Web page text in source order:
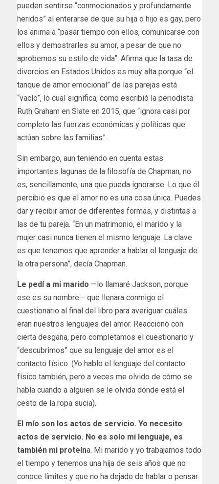
pueden sentirse “conmocionados y profundamente
heridos” al enterarse de que su hija o hijo es gay, pero
los anima a “pasar tiempo con ellos, comunicarse con
ellos y demostrarles su amor, a pesar de que no
aprobemos su estilo de vida”. Afirma que la tasa de
divorcios en Estados Unidos es muy alta porque “el
tanque de amor emocional” de las parejas está
“vacío”, lo cual significa, como escribió la periodista
Ruth Graham en Slate en 2015, que “ignora casi por
completo las fuerzas económicas y políticas que
actúan sobre las familias”.
Sin embargo, aun teniendo en cuenta estas
importantes lagunas de la filosofía de Chapman, no
es, sencillamente, una que pueda ignorarse. Lo que él
percibió es que el amor no es una cosa única. Puedes
dar y recibir amor de diferentes formas, y distintas a
las de tu pareja. “En un matrimonio, el marido y la
mujer casi nunca tienen el mismo lenguaje. La clave
es que tenemos que aprender a hablar el lenguaje de
la otra persona”, decía Chapman.
Le pedí a mi marido —lo llamaré Jackson, porque
ese es su nombre— que llenara conmigo el
cuestionario al final del libro para averiguar cuáles
eran nuestros lenguajes del amor. Reaccionó con
cierta desgana, pero completamos el cuestionario y
“descubrimos” que su lenguaje del amor es el
contacto físico. (Yo hablo el lenguaje del contacto
físico también, pero a veces me olvido de cómo se
habla cuando a alguien se le olvida dónde está el
cesto de la ropa sucia).
El mío son los actos de servicio. Yo necesito
actos de servicio. No es solo mi lenguaje, es
también mi proteína. Mi marido y yo trabajamos todo
el tiempo y tenemos una hija de seis años que no
conoce límites y que no ha dejado de hablar o pensar